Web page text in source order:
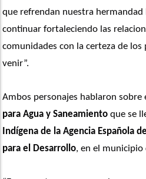
que refrendan nuestra hermandad
continuar fortaleciendo las
comunidades con la certeza de
venir”.
Ambos personajes hablaron sobre
para Agua y Saneamiento que se
Indígena de la Agencia Española
para el Desarrollo, en el